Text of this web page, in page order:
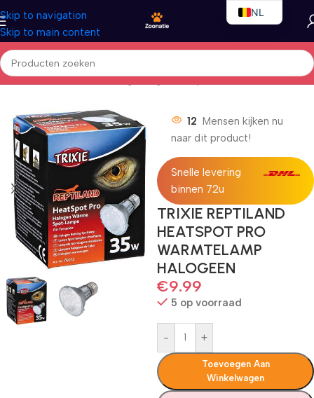
Skip to navigation
Skip to main content
Home/Terrarium/Verlichting halogeenlampen
12 Mensen kijken nu
naar dit product!
Snelle levering
binnen 72u
TRIXIE REPTILAND
HEATSPOT PRO
WARMTELAMP
HALOGEEN
€9.99
5 op voorraad
- +
Toevoegen Aan
Winkelwagen
NL